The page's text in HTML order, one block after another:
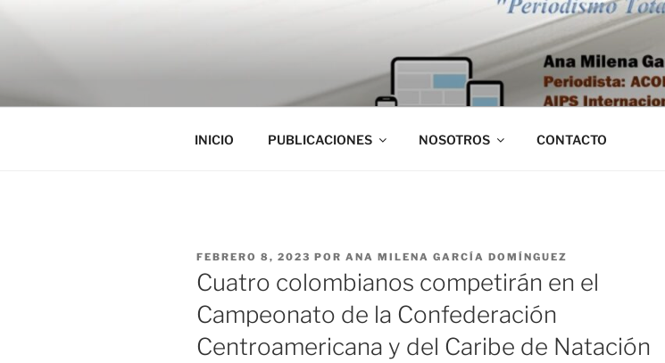
INICIO PUBLICACIONES NOSOTROS CONTACTO
PUBLICADO
EL
FEBRERO 8, 2023 POR ANA MILENA GARCÍA DOMÍNGUEZ
Cuatro colombianos competirán en el
Campeonato de la Confederación
Centroamericana y del Caribe de Natación